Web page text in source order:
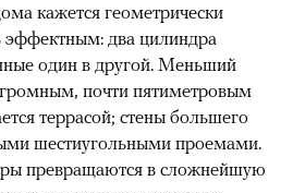
кажется геометрически
эффектным: два цилиндра
один в другой. Меньший
почти пятиметровым
террасой; стены большего
шестиугольными проемами.
превращаются в сложнейшую